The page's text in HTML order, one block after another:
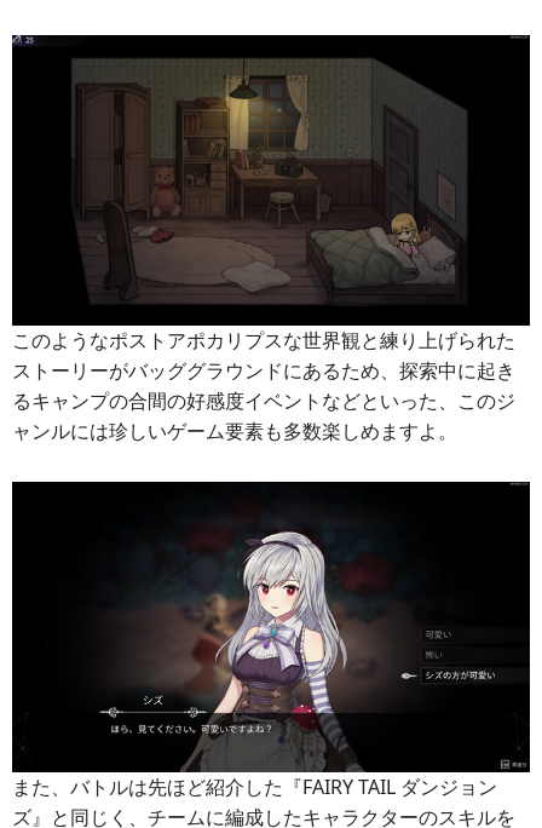
このようなポストアポカリプスな世界観と練り上げられた
ストーリーがバッググラウンドにあるため、探索中に起き
るキャンプの合間の好感度イベントなどといった、このジ
ャンルには珍しいゲーム要素も多数楽しめますよ。
また、バトルは先ほど紹介した『FAIRY TAIL ダンジョン
ズ』と同じく、チームに編成したキャラクターのスキルを